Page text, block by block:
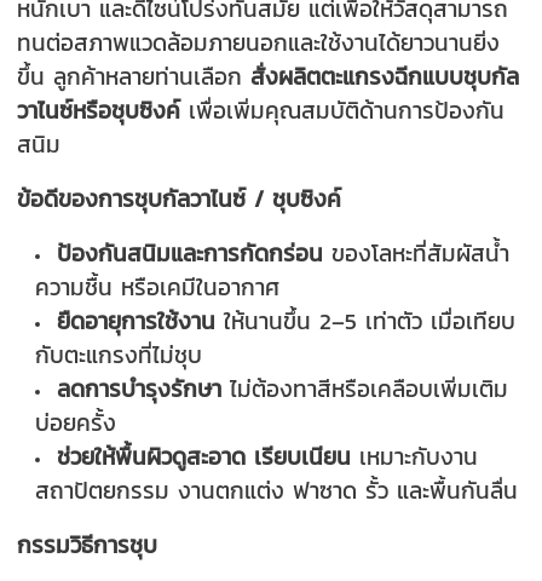
หนักเบา และดีไซน์โปร่งทันสมัย แต่เพื่อให้วัสดุสามารถ
ทนต่อสภาพแวดล้อมภายนอกและใช้งานได้ยาวนานยิ่ง
ขึ้น ลูกค้าหลายท่านเลือก สั่งผลิตตะแกรงฉีกแบบชุบกัล
วาไนซ์หรือชุบซิงค์เพื่อเพิ่มคุณสมบัติด้านการป้องกัน
สนิม
ข้อดีของการชุบกัลวาไนซ์ / ชุบซิงค์
ป้องกันสนิมและการกัดกร่อน ของโลหะที่สัมผัสน้ำ
ความชื้น หรือเคมีในอากาศ
ยืดอายุการใช้งาน ให้นานขึ้น 2–5 เท่าตัว เมื่อเทียบ
กับตะแกรงที่ไม่ชุบ
ลดการบำรุงรักษา ไม่ต้องทาสีหรือเคลือบเพิ่มเติม
บ่อยครั้ง
ช่วยให้พื้นผิวดูสะอาด เรียบเนียน เหมาะกับงาน
สถาปัตยกรรม งานตกแต่ง ฟาซาด รั้ว และพื้นกันลื่น
กรรมวิธีการชุบ